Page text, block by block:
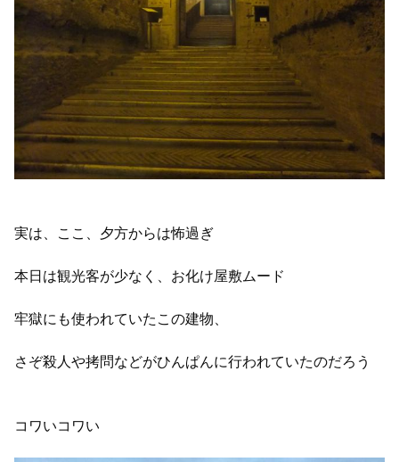
実は、ここ、夕方からは怖過ぎ
本日は観光客が少なく、お化け屋敷ムード
牢獄にも使われていたこの建物、
さぞ殺人や拷問などがひんぱんに行われていたのだろう
コワいコワい